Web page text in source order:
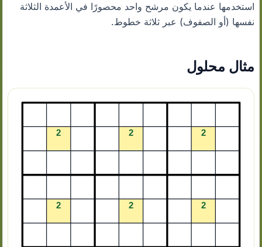
استخدمها عندما يكون مرشح واحد محصورًا في الأعمدة الثلاثة
نفسها (أو الصفوف) عبر ثلاثة خطوط.
مثال محلول